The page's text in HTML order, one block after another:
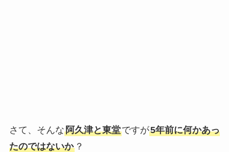
さて、そんな阿久津と東堂ですが5年前に何かあっ
たのではないか？